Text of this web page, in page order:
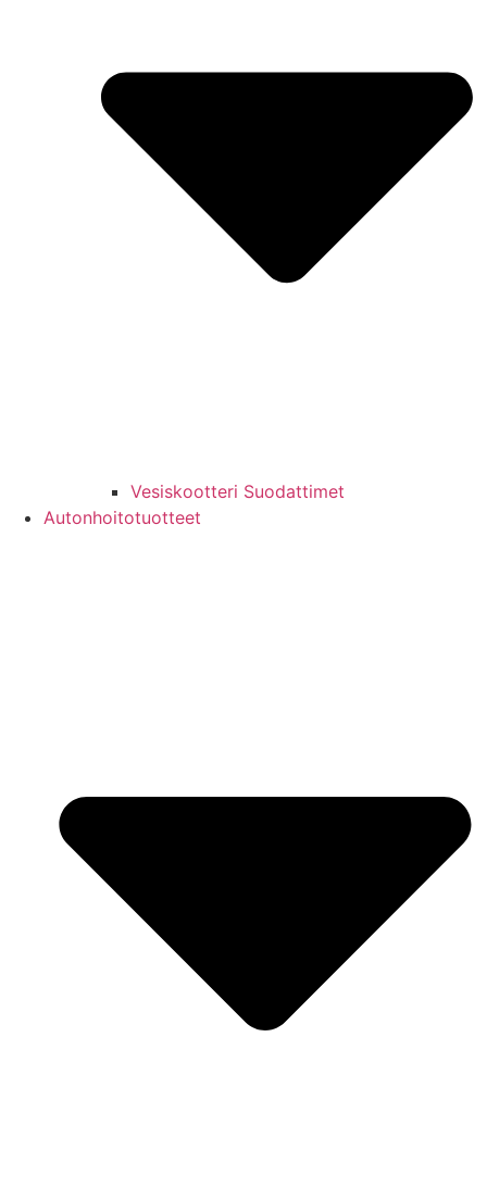
Vesiskootteri Suodattimet
Autonhoitotuotteet